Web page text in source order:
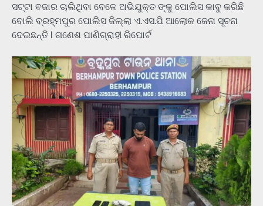
ସଟ୍ଟା ବଜାର ଚାଲିଥିବା ବେଳେ ଅଭିଯୁକ୍ତ ଙ୍କୁ ପୋଲିସ କାବୁ କରିଛି
ବୋଲି ବ୍ରହ୍ମପୁର ପୋଲିସ ଜିଲ୍ଲା ଏ.ଏସ.ପି ଆଲୋକ ଜେନା ସୂଚନା
ଦେଇଛନ୍ତି l ଗଣେଶ ପାଣିଗ୍ରାହୀ ରିପୋର୍ଟ